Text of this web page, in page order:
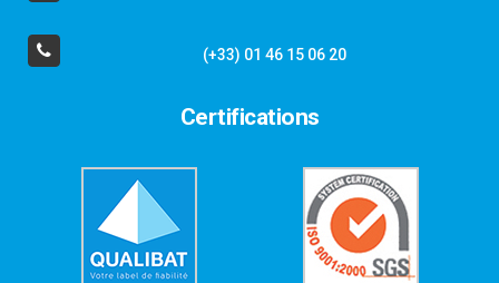
(+33) 01 46 15 06 20
Certifications